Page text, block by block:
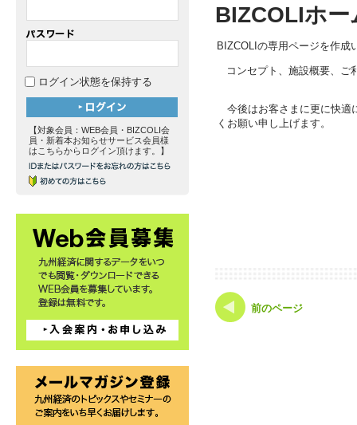
BIZCOLIホ
BIZCOLIの専用ページを作成
コンセプト、施設概要、ご
今後はお客さまに更に快適
くお願い申し上げます。
前のページ
ログイン状態を保持する
【対象会員：WEB会員・BIZCOLI会
員・新着本お知らせサービス会員様
はこちらからログイン頂けます。】